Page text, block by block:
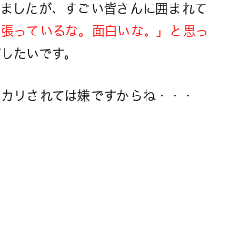
したが、すごい皆さんに囲まれて
張っているな。面白いな。」と思っ
たいです。
リされては嫌ですからね・・・